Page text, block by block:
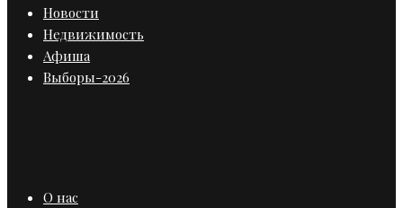
Новости
Недвижимость
Афиша
Выборы-2026
О нас